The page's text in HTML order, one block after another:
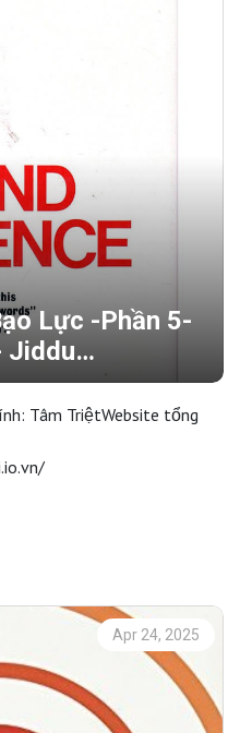
Lực -Phần 5-
Jiddu
Tâm TriệtWebsite tổng
Apr 24, 2025